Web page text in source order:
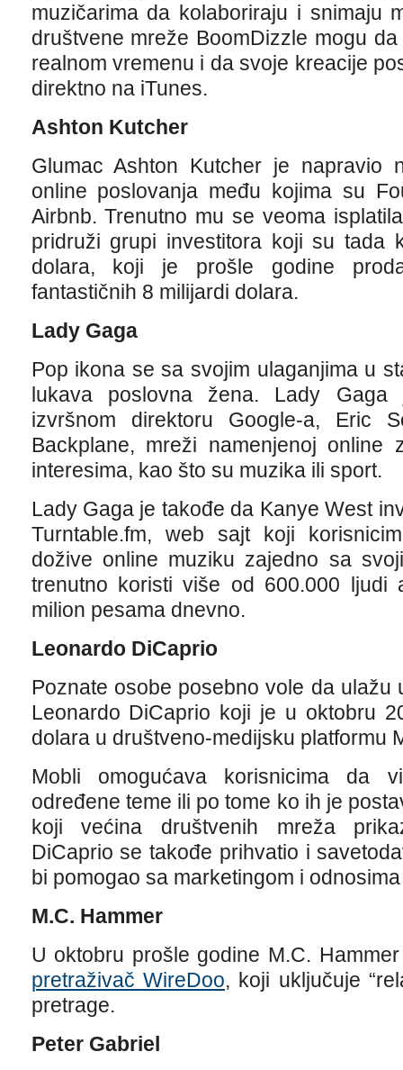
muzičarima da kolaboriraju i snimaju
društvene mreže BoomDizzle mogu
realnom vremenu i da svoje kreacije
direktno na iTunes.
Ashton Kutcher
Glumac Ashton Kutcher je napravio
online poslovanja među kojima su
Airbnb. Trenutno mu se veoma
pridruži grupi investitora koji su tada
dolara, koji je prošle godine
fantastičnih 8 milijardi dolara.
Lady Gaga
Pop ikona se sa svojim ulaganjima u
lukava poslovna žena. Lady Gaga
izvršnom direktoru Google-a, Eric
Backplane, mreži namenjenoj online
interesima, kao što su muzika ili sport.
Lady Gaga je takođe da Kanye West
Turntable.fm, web sajt koji
dožive online muziku zajedno sa
trenutno koristi više od 600.000
milion pesama dnevno.
Leonardo DiCaprio
Poznate osobe posebno vole da
Leonardo DiCaprio koji je u oktobru
dolara u društveno-medijsku platformu
Mobli omogućava korisnicima da
određene teme ili po tome ko ih je
koji većina društvenih mreža
DiCaprio se takođe prihvatio i
bi pomogao sa marketingom i
M.C. Hammer
U oktobru prošle godine M.C.
pretraživač WireDoo, koji uključuje
pretrage.
Peter Gabriel